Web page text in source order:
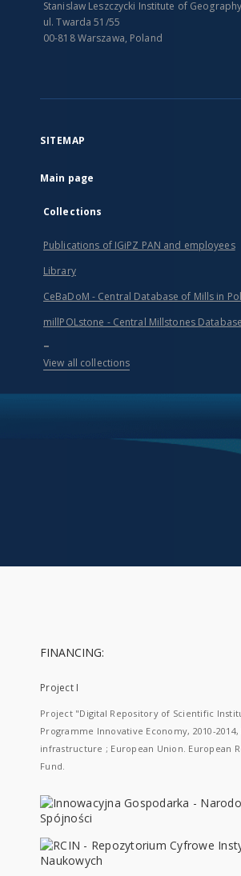
Stanislaw Leszczycki Institute of
ul. Twarda 51/55
00-818 Warszawa, Poland
SITEMAP
Main page
Collections
Publications of IGiPZ PAN and employees
Library
CeBaDoM - Central Database of Mills in
millPOLstone - Central Millstones Database
...
View all collections
FINANCING:
Project I
Project "Digital Repository of Scientific
Programme Innovative Economy, 2010-
infrastructure ; European Union. European
Fund.